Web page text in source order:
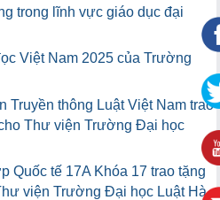
trong lĩnh vực giáo dục đại
Việt Nam 2025 của Trường
Truyền thông Luật Việt Nam trao
Thư viện Trường Đại học
Quốc tế 17A Khóa 17 trao tặng
viện Trường Đại học Luật Hà